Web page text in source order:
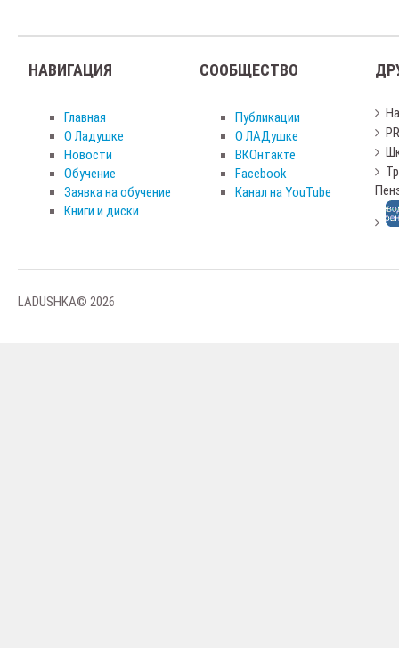
НАВИГАЦИЯ
Главная
О Ладушке
Новости
Обучение
Заявка на обучение
Книги и диски
СООБЩЕСТВО
Публикации
О ЛАДушке
ВКОнтакте
Facebook
Канал на YouTube
LADUSHKA© 2026